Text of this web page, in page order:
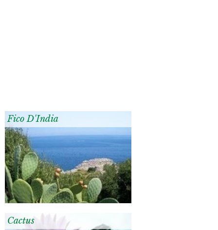
Fico D'India
Cactus